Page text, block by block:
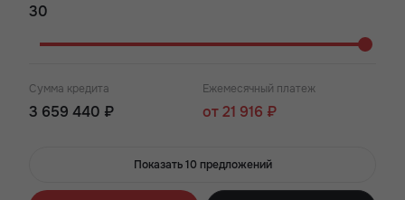
Сумма кредита
3 659 440 ₽
Ежемесячный платеж
от 21 916 ₽
Показать 10 предложений